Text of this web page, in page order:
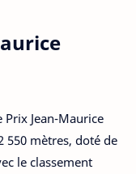
Jean-Maurice
550 mètres, doté de
le classement